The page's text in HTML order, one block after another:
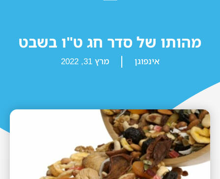
מהותו של סדר חג ט"ו בשבט
אינפוגן מרץ 31, 2022